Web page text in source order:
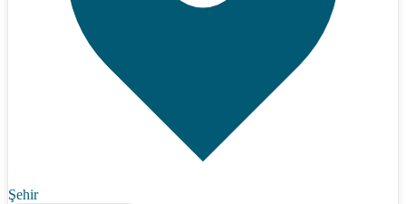
Şehir